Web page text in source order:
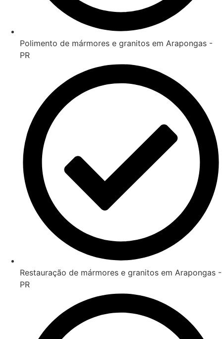
Polimento de mármores e granitos em Arapongas -
PR
Restauração de mármores e granitos em Arapongas -
PR